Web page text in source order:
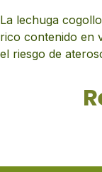
La lechuga
rico contenido en
el riesgo de